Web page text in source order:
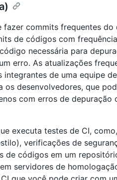
commits frequentes do
de códigos com
necessária para
erro. As atualizações
de uma equipe
desenvolvedores, que
com erros de depuração
executa testes de CI,
verificações de
códigos em um
servidores de